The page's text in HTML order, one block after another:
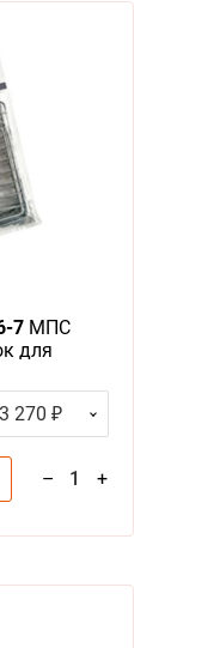
7МПС
для
3 270 ₽
– 1 +